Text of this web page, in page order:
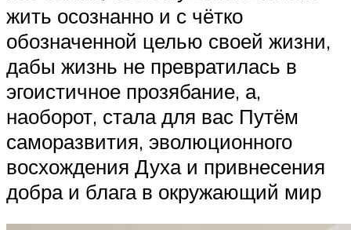
жить осознанно и с чётко
обозначенной целью своей жизни,
дабы жизнь не превратилась в
эгоистичное прозябание, а,
наоборот, стала для вас Путём
саморазвития, эволюционного
восхождения Духа и привнесения
добра и блага в окружающий мир